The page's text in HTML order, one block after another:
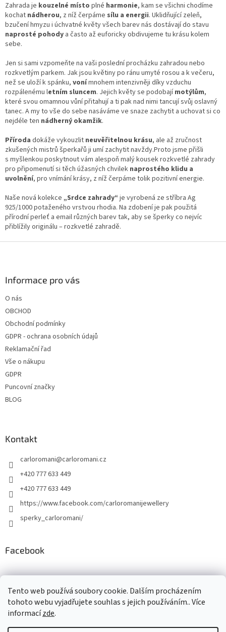
Tento web používá soubory cookie. Dalším procházením
tohoto webu vyjadřujete souhlas s jejich používáním.. Více
informacízde.
Zahrada je kouzelné místo plné harmonie, kam se všichni chodíme
kochat nádherou, z níž čerpáme sílu a energii. Uklidňující zeleň,
bzučení hmyzu i úchvatné květy všech barev nás dostávají do stavu
naprosté pohody a často až euforicky obdivujeme tu krásu kolem
sebe.
Jen si sami vzpomeňte na vaši poslední procházku zahradou nebo
rozkvetlým parkem. Jak jsou květiny po ránu umyté rosou a k večeru,
než se uloží k spánku, vonímnohem intenzivněji díky vzduchu
rozpálenému letním sluncem. Jejich květy se podobajímotýlům,
které svou omamnou vůní přitahují a ti pak nad nimi tancují svůj oslavný
tanec. A my to vše do sebe nasáváme ve snaze zachytit a uchovat si co
nejdéle ten nádherný okamžik.
Příroda dokáže vykouzlit neuvěřitelnou krásu, ale až zručnost
zkušených mistrů šperkařů ji umí zachytit navždy.Proto jsme přišli
s myšlenkou poskytnout vám alespoň malý kousek rozkvetlé zahrady
pro připomenutí si těch úžasných chvilek naprostého klidu a
uvolnění, pro vnímání krásy, z níž čerpáme tolik pozitivní energie.
Naše nová kolekce „Srdce zahrady“ je vyrobená ze stříbra Ag
925/1000 potaženého vrstvou rhodia. Na zdobení je pak použitá
přírodní perleť a email různých barev tak, aby se šperky co nejvíc
přiblížily originálu – rozkvetlé zahradě.
Informace pro vás
O nás
OBCHOD
Obchodní podmínky
GDPR - ochrana osobních údajů
Reklamační řad
Vše o nákupu
GDPR
Puncovní značky
BLOG
Kontakt
carloromani@carloromani.cz
+420 777 633 449
+420 777 633 449
https://www.facebook.com/carloromanijewellery
sperky_carloromani/
Facebook
Instagram